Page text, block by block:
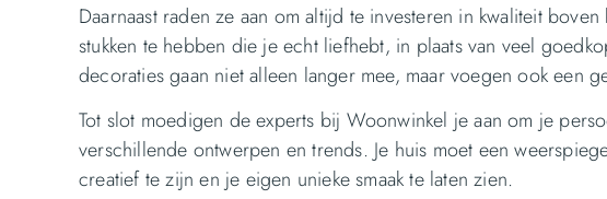
Daarnaast raden ze aan om altijd te investeren in kwaliteit
stukken te hebben die je echt liefhebt, in plaats van veel
decoraties gaan niet alleen langer mee, maar voegen ook een
Tot slot moedigen de experts bij Woonwinkel je aan om je
verschillende ontwerpen en trends. Je huis moet een
creatief te zijn en je eigen unieke smaak te laten zien.